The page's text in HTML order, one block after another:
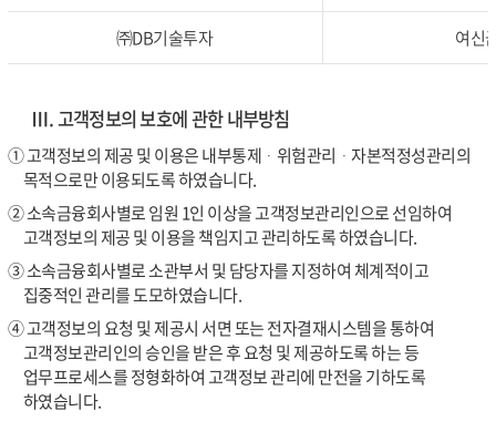
㈜DB기술투자 여신
Ⅲ. 고객정보의 보호에 관한 내부방침
① 고객정보의 제공 및 이용은 내부통제ᆞ위험관리ᆞ자본적정성관리의
목적으로만 이용되도록 하였습니다.
② 소속금융회사별로 임원 1인 이상을 고객정보관리인으로 선임하여
고객정보의 제공 및 이용을 책임지고 관리하도록 하였습니다.
③ 소속금융회사별로 소관부서 및 담당자를 지정하여 체계적이고
집중적인 관리를 도모하였습니다.
④ 고객정보의 요청 및 제공시 서면 또는 전자결재시스템을 통하여
고객정보관리인의 승인을 받은 후 요청 및 제공하도록 하는 등
업무프로세스를 정형화하여 고객정보 관리에 만전을 기하도록
하였습니다.